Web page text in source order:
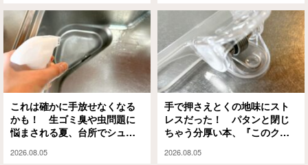
これは確かに手放せなくなる
かも！ 生ゴミ臭や虫問題に
悩まされる夏、台所でシュッ
2026.08.05
手で押さえとくの地味にスト
レスだった！ パタンと閉じ
ちゃう分厚い本、『このクリ
2026.08.05